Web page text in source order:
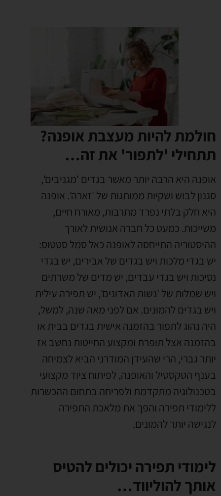
חולמת להיות מעצבת אופנה?
תתחילי 'לתפור' את זה…
אופנה היא הרבה יותר מאשר בגדים 'מגניבים',
סגנון לבוש ושקיות ממותגות של 'זארה'. אופנה
היא חלק בלתי נפרד מתרבות, מאורח חיים,
משייכות. כמעט כל חברה אנושית לאורך
ההיסטוריה התייחסה לאופנה כאל סמל סטטוס:
יש בגדי מלכות ויש בגדים של אבירים, יש בגדי
נסיכות ויש בגדי עבדים, יש מדים של משרתים
ויש שמלות של 'נשות האדונים', יש תפירה עילית
ויש בגדים להמונים. אם לפני מאה שנה, למשל,
היה נהוג לתפור בהזמנה אישית בגדים בבית או
בהזמנה אצל תופרת ומקצוע החייטות נחשב אז
יותר גברי, הרי שהעידן המודרני הביא לצמיחה
בענף הטקסטיל והאופנה, לפיתוח ציוד מקצועי
בטכנולוגיה מתקדמת ולפריחה בתחום ההכשרות
ללימודי תפירה והפך את מלאכת התפירה
לנגישה יותר להמונים.
לימודי תפירה יכולים להטיס
אותך להוליווד…